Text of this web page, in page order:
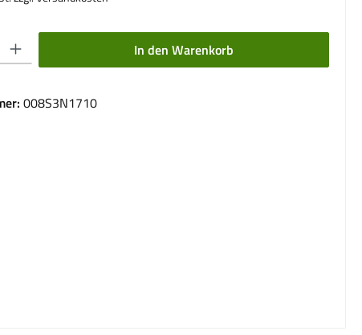
Gib den gewünschten Wert ein oder benutze die Schaltflächen um die
In den Warenkorb
008S3N1710